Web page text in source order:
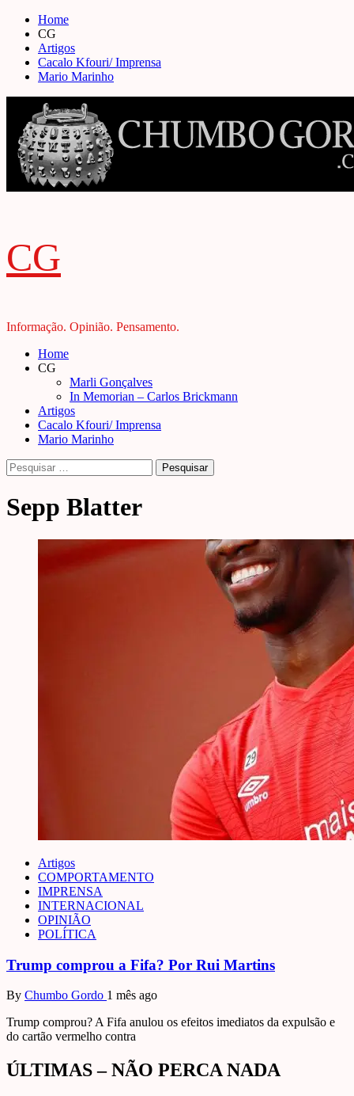
Skip
content
Home
CG
Artigos
Cacalo Kfouri/ Imprensa
Mario Marinho
CG
Informação. Opinião. Pensamento.
Primary
Menu
Home
CG
Marli Gonçalves
In Memorian – Carlos Brickmann
Artigos
Cacalo Kfouri/ Imprensa
Mario Marinho
Pesquisar
por:
Sepp Blatter
Artigos
COMPORTAMENTO
IMPRENSA
INTERNACIONAL
OPINIÃO
POLÍTICA
Trump comprou a Fifa? Por Rui Martins
By Chumbo Gordo 1 mês ago
Trump comprou? A Fifa anulou os efeitos imediatos da expulsão e
do cartão vermelho contra
ÚLTIMAS – NÃO PERCA NADA